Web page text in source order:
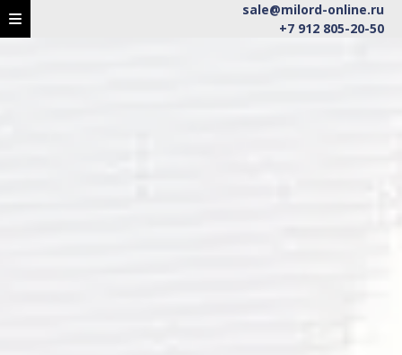
sale@milord-online.ru
+7 912 805-20-50